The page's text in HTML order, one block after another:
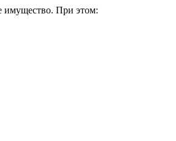
имущество. При этом: